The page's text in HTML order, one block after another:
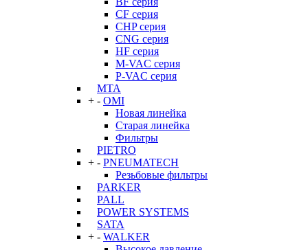
CF серия
CHP серия
CNG серия
HF серия
M-VAC серия
P-VAC серия
MTA
+ - OMI
Новая линейка
Старая линейка
Фильтры
PIETRO
+ - PNEUMATECH
Резьбовые фильтры
PARKER
PALL
POWER SYSTEMS
SATA
+ - WALKER